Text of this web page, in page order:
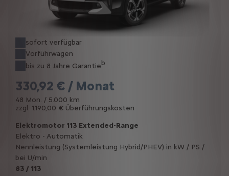
sofort verfügbar
Vorführwagen
bis zu 8 Jahre Garantieb
330,92 € / Monat
48 Mon. / 5.000 km
zzgl. 1.190,00 € Überführungskosten
Elektromotor 113 Extended-Range
Elektro - Automatik
Nennleistung (Systemleistung Hybrid/PHEV) in kW / PS /
bei U/min
83 / 113